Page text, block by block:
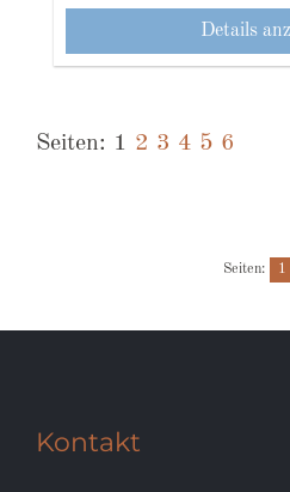
Details
Seiten: 1 2 3 4 5 6
Seiten: 1
Kontakt